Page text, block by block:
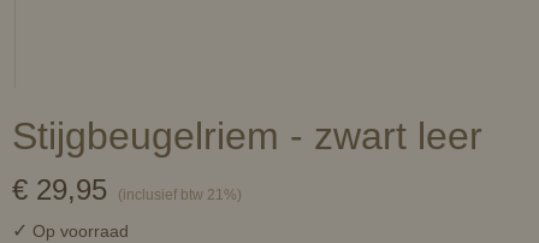
Stijgbeugelriem - zwart leer
€ 29,95 (inclusief btw 21%)
✓ Op voorraad